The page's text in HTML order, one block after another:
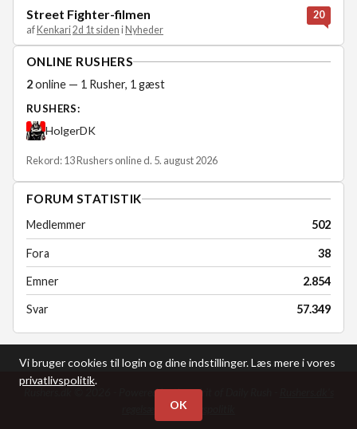
Street Fighter-filmen
afKenkari2d 1t siden iNyheder
20
ONLINE RUSHERS
2online — 1 Rusher, 1 gæst
RUSHERS:
HolgerDK
Rekord: 13 Rushers online d. 5. august 2026
FORUM STATISTIK
Medlemmer 502
Fora 38
Emner 2.854
Svar 57.349
Rushers.dk © 2026 - Powered by the spirit of Daily Rush -
Privatlivspolitik
Vi bruger cookies til login og dine indstillinger. Læs mere i vores
privatlivspolitik.
OK